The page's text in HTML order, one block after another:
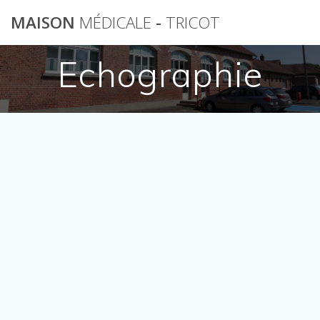
to
MAISON MÉDICALE - TRICOT
Echographie